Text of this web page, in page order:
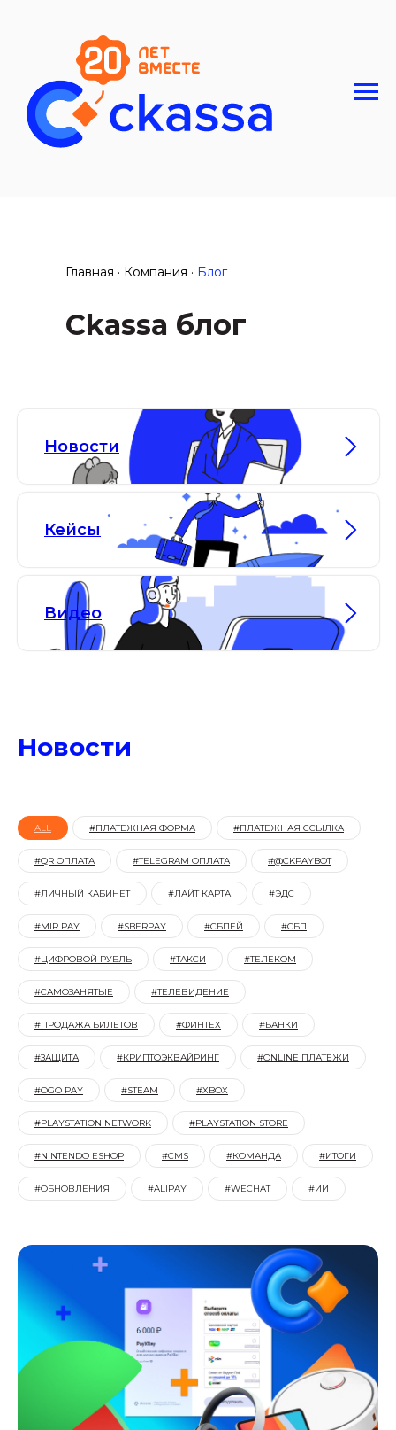
Главная · Компания · Блог
Ckassa блог
Новости
Кейсы
Видео
Новости
ALL #ПЛАТЕЖНАЯ ФОРМА #ПЛАТЕЖНАЯ ССЫЛКА
#QR ОПЛАТА #TELEGRAM ОПЛАТА #@CKPAYBOT
#ЛИЧНЫЙ КАБИНЕТ #ЛАЙТ КАРТА #ЭДС
#MIR PAY #SBERPAY #СБПЕЙ #СБП
#ЦИФРОВОЙ РУБЛЬ #ТАКСИ #ТЕЛЕКОМ
#САМОЗАНЯТЫЕ #TЕЛЕВИДЕНИЕ
#ПРОДАЖА БИЛЕТОВ #ФИНТЕХ #БАНКИ
#ЗАЩИТА #КРИПТОЭКВАЙРИНГ #ONLINE ПЛАТЕЖИ
#OGO PAY #STEAM #XBOX
#PLAYSTATION NETWORK #PLAYSTATION STORE
#NINTENDO ESHOP #CMS #КОМАНДА #ИТОГИ
#ОБНОВЛЕНИЯ #ALIPAY #WECHAT #ИИ